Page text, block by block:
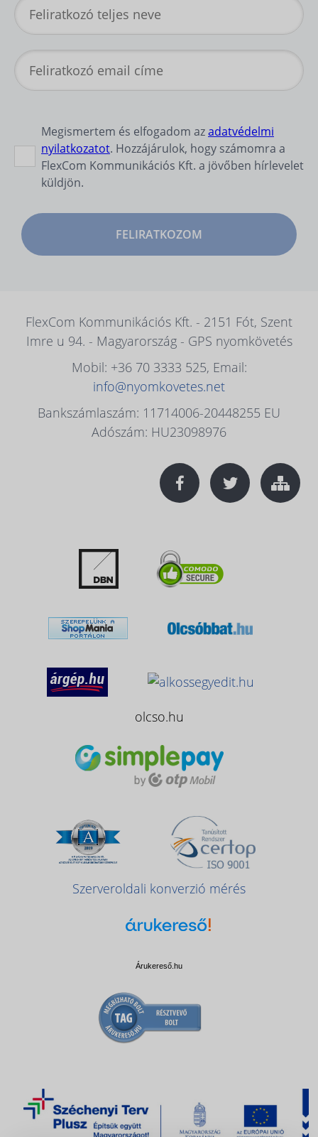
Megismertem és elfogadom azadatvédelmi
nyilatkozatot. Hozzájárulok, hogy számomra a
FlexCom Kommunikációs Kft. a jövőben hírlevelet
küldjön.
FELIRATKOZOM
FlexCom Kommunikációs Kft. - 2151 Fót, Szent
Imre u 94. - Magyarország - GPS nyomkövetés
Mobil: +36 70 3333 525, Email:
info@nyomkovetes.net
Bankszámlaszám: 11714006-20448255 EU
Adószám: HU23098976
olcso.hu
Szerveroldali konverzió mérés
Árukereső.hu